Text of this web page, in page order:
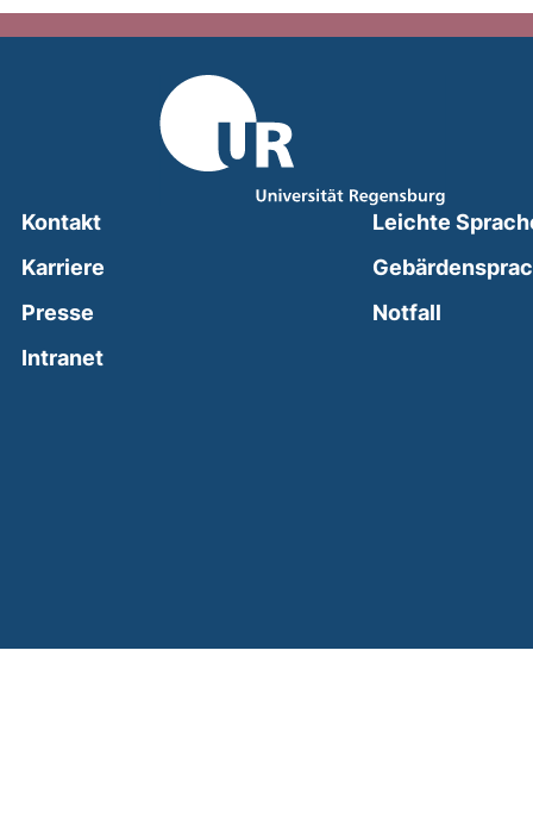
Kontakt
Karriere
Presse
Intranet(external link, opens in a new window)
Leichte
Notfall